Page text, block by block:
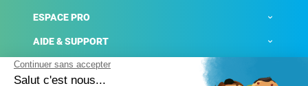
ESPACE PRO
AIDE & SUPPORT
ACTUALITÉS